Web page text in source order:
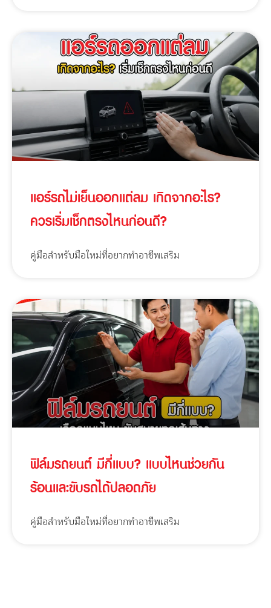
แอร์รถไม่เย็นออกแต่ลม เกิดจากอะไร?
ควรเริ่มเช็กตรงไหนก่อนดี?
คู่มือสำหรับมือใหม่ที่อยากทำอาชีพเสริม
ฟิล์มรถยนต์ มีกี่แบบ? แบบไหนช่วยกัน
ร้อนและขับรถได้ปลอดภัย
คู่มือสำหรับมือใหม่ที่อยากทำอาชีพเสริม